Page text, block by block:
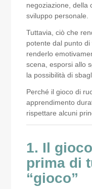
negoziazione, della
sviluppo personale.
Tuttavia, ciò che
potente dal punto
renderlo
scena, esporsi allo
la possibilità di
Perché il gioco di
apprendimento
rispettare alcuni
1. Il
prima di
“gioco”